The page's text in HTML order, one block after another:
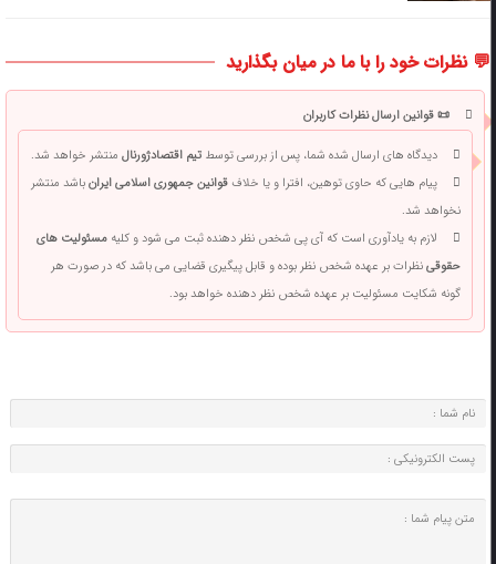
💬 نظرات خود را با ما در میان بگذارید
📜 قوانین ارسال نظرات کاربران
دیدگاه های ارسال شده شما، پس از بررسی توسطتیم اقتصادژورنالمنتشر خواهد شد.
پیام هایی که حاوی توهین، افترا و یا خلافقوانین جمهوری اسلامی ایرانباشد منتشر
نخواهد شد.
لازم به یادآوری است که آی پی شخص نظر دهنده ثبت می شود و کلیهمسئولیت های
حقوقینظرات بر عهده شخص نظر بوده و قابل پیگیری قضایی می باشد که در صورت هر
گونه شکایت مسئولیت بر عهده شخص نظر دهنده خواهد بود.